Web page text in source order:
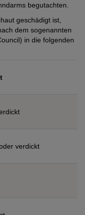
begutachten.
geschädigt ist,
dem sogenannten
in die folgenden
verdickt